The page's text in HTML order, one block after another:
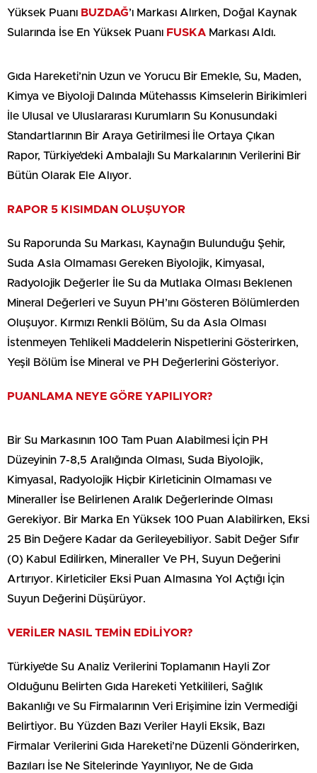
Yüksek Puanı BUZDAĞ’ı Markası Alırken, Doğal Kaynak
Sularında İse En Yüksek Puanı FUSKA Markası Aldı.
Gıda Hareketi’nin Uzun ve Yorucu Bir Emekle, Su, Maden,
Kimya ve Biyoloji Dalında Mütehassıs Kimselerin Birikimleri
İle Ulusal ve Uluslararası Kurumların Su Konusundaki
Standartlarının Bir Araya Getirilmesi İle Ortaya Çıkan
Rapor, Türkiye’deki Ambalajlı Su Markalarının Verilerini Bir
Bütün Olarak Ele Alıyor.
RAPOR 5 KISIMDAN OLUŞUYOR
Su Raporunda Su Markası, Kaynağın Bulunduğu Şehir,
Suda Asla Olmaması Gereken Biyolojik, Kimyasal,
Radyolojik Değerler İle Su da Mutlaka Olması Beklenen
Mineral Değerleri ve Suyun PH’ını Gösteren Bölümlerden
Oluşuyor. Kırmızı Renkli Bölüm, Su da Asla Olması
İstenmeyen Tehlikeli Maddelerin Nispetlerini Gösterirken,
Yeşil Bölüm İse Mineral ve PH Değerlerini Gösteriyor.
PUANLAMA NEYE GÖRE YAPILIYOR?
Bir Su Markasının 100 Tam Puan Alabilmesi İçin PH
Düzeyinin 7-8,5 Aralığında Olması, Suda Biyolojik,
Kimyasal, Radyolojik Hiçbir Kirleticinin Olmaması ve
Mineraller İse Belirlenen Aralık Değerlerinde Olması
Gerekiyor. Bir Marka En Yüksek 100 Puan Alabilirken, Eksi
25 Bin Değere Kadar da Gerileyebiliyor. Sabit Değer Sıfır
(0) Kabul Edilirken, Mineraller Ve PH, Suyun Değerini
Artırıyor. Kirleticiler Eksi Puan Almasına Yol Açtığı İçin
Suyun Değerini Düşürüyor.
VERİLER NASIL TEMİN EDİLİYOR?
Türkiye’de Su Analiz Verilerini Toplamanın Hayli Zor
Olduğunu Belirten Gıda Hareketi Yetkilileri, Sağlık
Bakanlığı ve Su Firmalarının Veri Erişimine İzin Vermediği
Belirtiyor. Bu Yüzden Bazı Veriler Hayli Eksik, Bazı
Firmalar Verilerini Gıda Hareketi’ne Düzenli Gönderirken,
Bazıları İse Ne Sitelerinde Yayınlıyor, Ne de Gıda